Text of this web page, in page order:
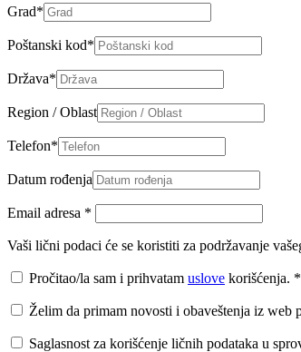
Grad*
Poštanski kod*
Država*
Region / Oblast
Telefon*
Datum rođenja
Email adresa *
Vaši lični podaci će se koristiti za podržavanje
Pročitao/la sam i prihvatam uslove korišćenja. *
Želim da primam novosti i obaveštenja iz web
Saglasnost za korišćenje ličnih podataka u